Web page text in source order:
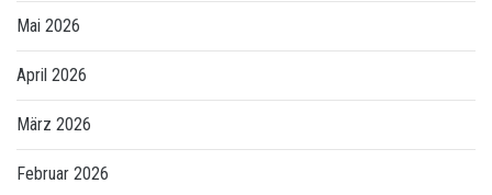
Mai 2026
April 2026
März 2026
Februar 2026